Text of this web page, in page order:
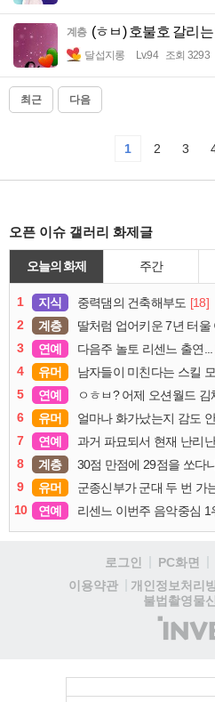
계층 (ㅎㅂ) 호불호 갈리
달섭지롱 Lv.94 조회 3293
최근 다음
1 2 3
오픈 이슈 갤러리 화제글
오늘의 화제 주간
1 지식 중력댐의 건축해부도 [18]
2
계층 딸처럼 업어키운 7년 터울
3
연예 다음주 놀토 리센느 출연...
4
유머 남자들이 미친다는 스킬
5
연예 ㅇㅎㅂ? 어제 오션월드 김
6
유머 얼마나 화가났는지 감도
7
연예 과거 파묘되서 현재 난리
8
계층 30점 만점에 29점을 쏘다
9
유머 군종신부가 군대 두 번 가
10
연예 리센느 이번주 음악중심 1
로그인 PC화면
이용약관
개인정보처리
불법촬영물
(
인